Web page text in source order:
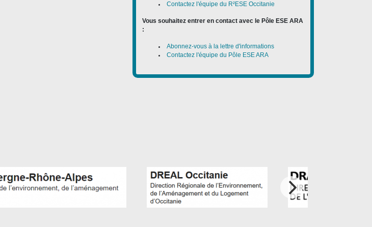
Contactez l'équipe du R²ESE Occitanie
Vous souhaitez entrer en contact avec le Pôle ESE ARA
:
Abonnez-vous à la lettre d'informations
Contactez l'équipe du Pôle ESE ARA